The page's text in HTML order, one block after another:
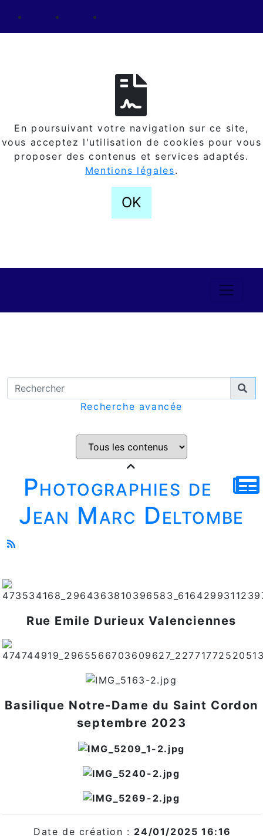
En poursuivant votre navigation sur ce site,
vous acceptez l'utilisation de cookies pour vous
proposer des contenus et services adaptés.
Mentions légales.
OK
Recherche avancée
Photographies de
Jean Marc Deltombe
Rue Emile Durieux Valenciennes
Basilique Notre-Dame du Saint Cordon
septembre 2023
Date de création : 24/01/2025 16:16